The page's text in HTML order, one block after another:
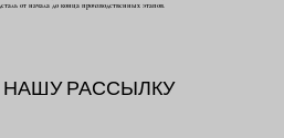
от начала до конца производственных этапов.
РАССЫЛКУ